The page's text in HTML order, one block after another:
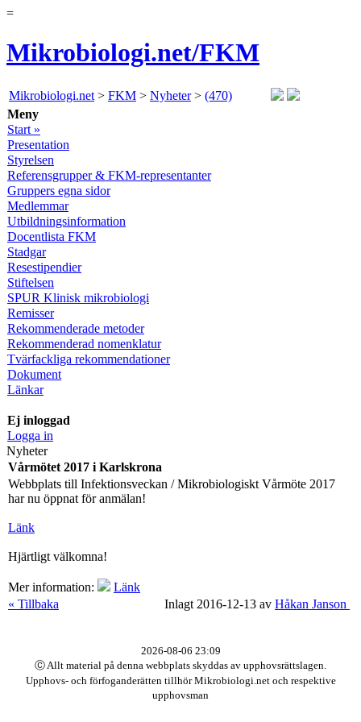
=
Mikrobiologi.net/FKM
Mikrobiologi.net > FKM > Nyheter> (470)
Meny
Start »
Presentation
Styrelsen
Referensgrupper & FKM-representanter
Gruppers egna sidor
Medlemmar
Utbildningsinformation
Docentlista FKM
Stadgar
Resestipendier
Stiftelsen
SPUR Klinisk mikrobiologi
Remisser
Rekommenderade metoder
Rekommenderad nomenklatur
Tvärfackliga rekommendationer
Dokument
Länkar
Ej inloggad
Logga in
Nyheter
Vårmötet 2017 i Karlskrona
Webbplats till Infektionsveckan / Mikrobiologiskt Vårmöte 2017
har nu öppnat för anmälan!
Länk
Hjärtligt välkomna!
Mer information:
Länk
« Tillbaka
Inlagt 2016-12-13 av Håkan Janson
2026-08-06 23:09
Ⓒ Allt material på denna webbplats skyddas av upphovsrättslagen.
Upphovs- och förfoganderätten tillhör Mikrobiologi.net och respektive
upphovsman